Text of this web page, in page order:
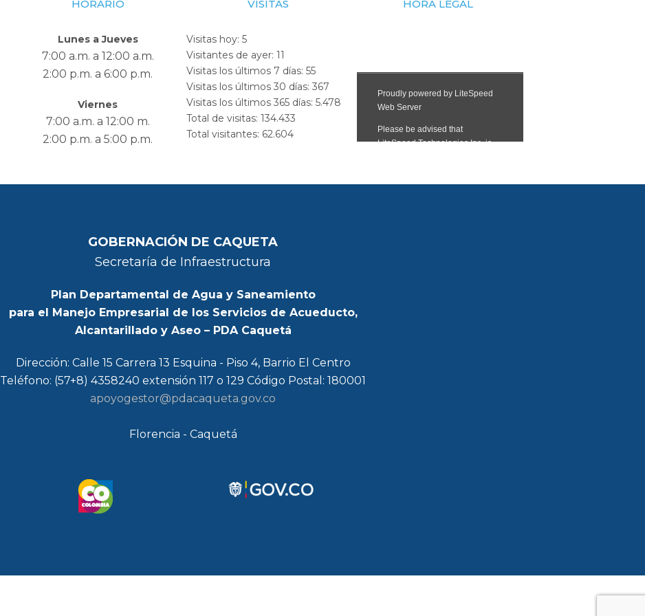
HORARIO
Lunes a Jueves
7:00 a.m. a 12:00 a.m.
2:00 p.m. a 6:00 p.m.
Viernes
7:00 a.m. a 12:00 m.
2:00 p.m. a 5:00 p.m.
VISITAS
Visitas hoy: 5
Visitantes de ayer: 11
Visitas los últimos 7 días: 55
Visitas los últimos 30 días: 367
Visitas los últimos 365 días: 5.478
Total de visitas: 134.433
Total visitantes: 62.604
HORA LEGAL
GOBERNACIÓN DE CAQUETA
Secretaría de Infraestructura
Plan Departamental de Agua y Saneamiento
para el Manejo Empresarial de los Servicios de Acueducto,
Alcantarillado y Aseo – PDA Caquetá
Dirección: Calle 15 Carrera 13 Esquina - Piso 4, Barrio El Centro
Teléfono: (57+8) 4358240 extensión 117 o 129 Código Postal: 180001
apoyogestor@pdacaqueta.gov.co
Florencia - Caquetá